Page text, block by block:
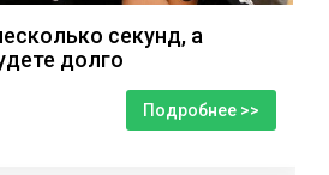
секунд, а
долго
Подробнее >>